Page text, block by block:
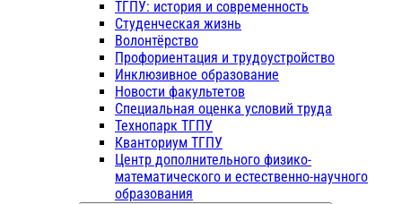
ТГПУ: история и современность
Студенческая жизнь
Волонтёрство
Профориентация и трудоустройство
Инклюзивное образование
Новости факультетов
Специальная оценка условий труда
Технопарк ТГПУ
Кванториум ТГПУ
Центр дополнительного физико-
математического и естественно-научного
образования